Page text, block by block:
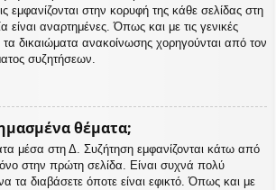
εμφανίζονται στην κορυφή της κάθε σελίδας στη
είναι αναρτημένες. Όπως και με τις γενικές
τα δικαιώματα ανακοίνωσης χορηγούνται από τον
συζητήσεων.
θέματα;
μέσα στη Δ. Συζήτηση εμφανίζονται κάτω από
στην πρώτη σελίδα. Είναι συχνά πολύ
τα διαβάσετε όποτε είναι εφικτό. Όπως και με